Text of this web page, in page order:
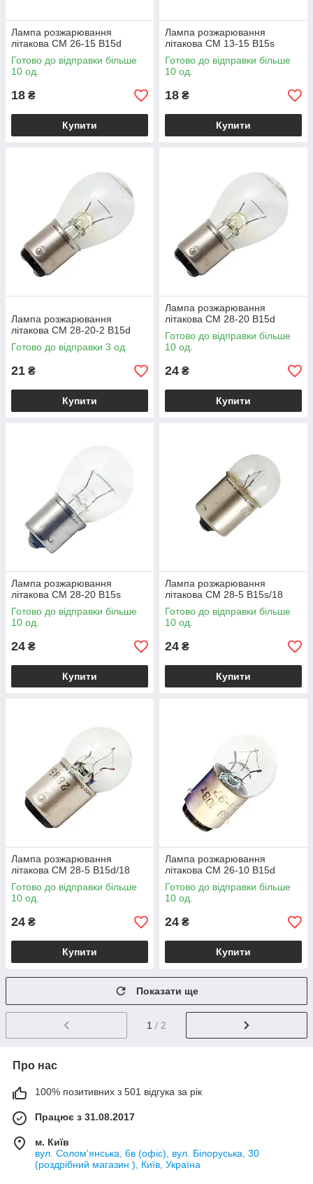
Лампа розжарювання
літакова СМ 26-15 B15d
Готово до відправки більше
10 од.
18 ₴
Купити
Лампа розжарювання
літакова СМ 13-15 B15s
Готово до відправки більше
10 од.
18 ₴
Купити
Лампа розжарювання
літакова СМ 28-20-2 B15d
Готово до відправки 3 од.
21 ₴
Купити
Лампа розжарювання
літакова СМ 28-20 B15d
Готово до відправки більше
10 од.
24 ₴
Купити
Лампа розжарювання
літакова СМ 28-20 B15s
Готово до відправки більше
10 од.
24 ₴
Купити
Лампа розжарювання
літакова СМ 28-5 B15s/18
Готово до відправки більше
10 од.
24 ₴
Купити
Лампа розжарювання
літакова СМ 28-5 B15d/18
Готово до відправки більше
10 од.
24 ₴
Купити
Лампа розжарювання
літакова СМ 26-10 B15d
Готово до відправки більше
10 од.
24 ₴
Купити
Показати ще
1 / 2
Про нас
100% позитивних з 501 відгука за рік
Працює з 31.08.2017
м. Київ
вул. Солом'янська, 6в (офіс), вул. Білоруська, 30
(роздрібний магазин ), Київ, Україна